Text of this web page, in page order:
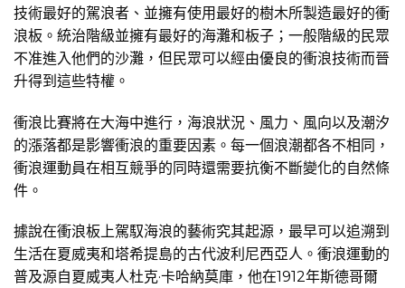
技術最好的駕浪者、並擁有使用最好的樹木所製造最好的衝
浪板。統治階級並擁有最好的海灘和板子；一般階級的民眾
不准進入他們的沙灘，但民眾可以經由優良的衝浪技術而晉
升得到這些特權。
衝浪比賽將在大海中進行，海浪狀況、風力、風向以及潮汐
的漲落都是影響衝浪的重要因素。每一個浪潮都各不相同，
衝浪運動員在相互競爭的同時還需要抗衡不斷變化的自然條
件。
據說在衝浪板上駕馭海浪的藝術究其起源，最早可以追溯到
生活在夏威夷和塔希提島的古代波利尼西亞人。衝浪運動的
普及源自夏威夷人杜克·卡哈納莫庫，他在1912年斯德哥爾